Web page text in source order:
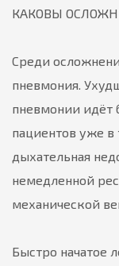
КАКОВЫ
Среди
пневмония.
пневмонии идёт
пациентов уже в
дыхательная
немедленной
механической
Быстро начатое